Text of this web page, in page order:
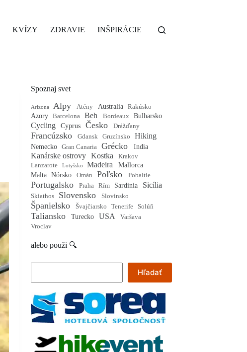
KVÍZY ZDRAVIE INŠPIRÁCIE
Spoznaj svet
Arizona Alpy Atény Australia Rakúsko
Azory Barcelona Beh Bordeaux Bulharsko
Cycling Cyprus Česko Drážďany
Francúzsko Gdansk Gruzínsko Hiking
Nemecko Gran Canaria Grécko India
Kanárske ostrovy Kostka
Krakov
Lanzarote
Lotyšsko Madeira
Mallorca
Malta
Nórsko Omán Poľsko Pobaltie
Portugalsko Praha Rím Sardinia Sicília
Skiathos Slovensko Slovinsko
Španielsko Švajčiarsko Tenerife Solúň
Taliansko Turecko USA
Varšava
Vroclav
alebo použi 🔍
Hľadať